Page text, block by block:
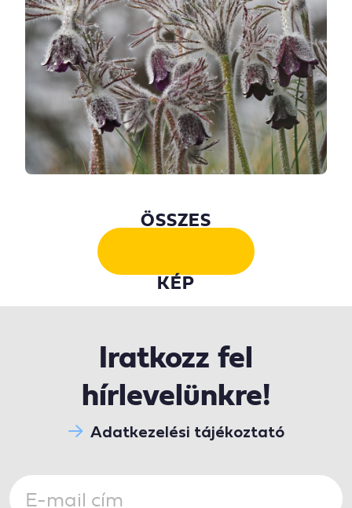
ÖSSZES
KÉP
Iratkozz fel
hírlevelünkre!
Adatkezelési tájékoztató